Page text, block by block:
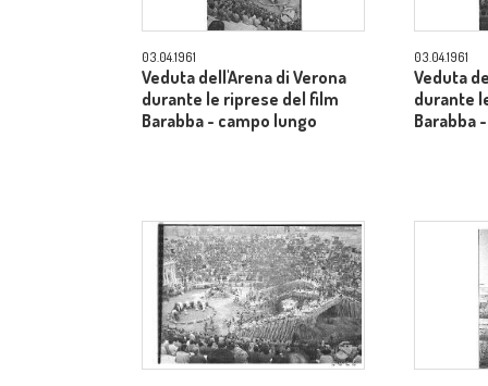
03.04.1961
Veduta dell'Arena di Verona
durante le riprese del film
Barabba - campo lungo
03.04.1961
Veduta
durante
Barabba